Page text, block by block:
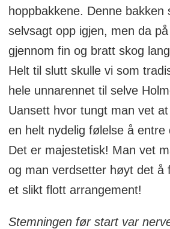
hoppbakkene. Denne bakken
selvsagt opp igjen, men da
gjennom fin og bratt skog
Helt til slutt skulle vi som
hele unnarennet til selve
Uansett hvor tungt man vet
en helt nydelig følelse å entre
Det er majestetisk! Man vet
og man verdsetter høyt det å
et slikt flott arrangement!
Stemningen før start var